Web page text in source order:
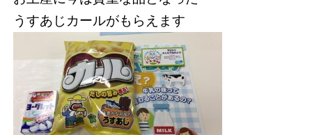
うすあじカールがもらえます